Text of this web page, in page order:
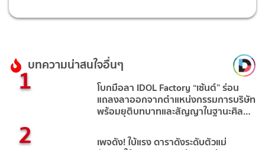
บทความน่าสนใจอื่นๆ
1 โบกมือลา IDOL Factory “เซ้นต์” ร่อน
แถลงลาออกจากตำแหน่งกรรมการบริษัท
พร้อมยุติบทบาทและสัญญาในฐานะศิลปิน
2 เพจดัง! ใบ้แรง ดาราดังระดับตัวแม่